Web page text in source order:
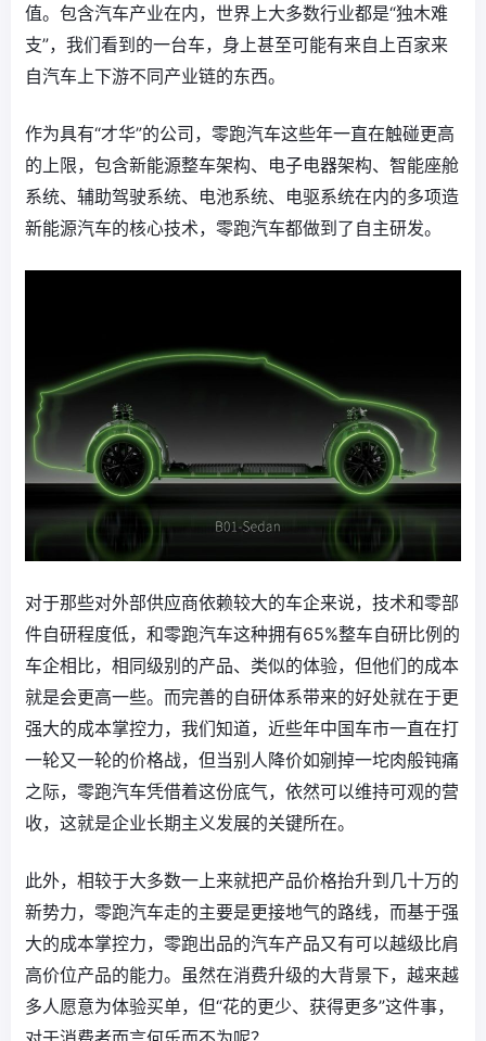
值。包含汽车产业在内，世界上大多数行业都是“独木难
支”，我们看到的一台车，身上甚至可能有来自上百家来
自汽车上下游不同产业链的东西。
作为具有“才华”的公司，零跑汽车这些年一直在触碰更高
的上限，包含新能源整车架构、电子电器架构、智能座舱
系统、辅助驾驶系统、电池系统、电驱系统在内的多项造
新能源汽车的核心技术，零跑汽车都做到了自主研发。
对于那些对外部供应商依赖较大的车企来说，技术和零部
件自研程度低，和零跑汽车这种拥有65%整车自研比例的
车企相比，相同级别的产品、类似的体验，但他们的成本
就是会更高一些。而完善的自研体系带来的好处就在于更
强大的成本掌控力，我们知道，近些年中国车市一直在打
一轮又一轮的价格战，但当别人降价如剜掉一坨肉般钝痛
之际，零跑汽车凭借着这份底气，依然可以维持可观的营
收，这就是企业长期主义发展的关键所在。
此外，相较于大多数一上来就把产品价格抬升到几十万的
新势力，零跑汽车走的主要是更接地气的路线，而基于强
大的成本掌控力，零跑出品的汽车产品又有可以越级比肩
高价位产品的能力。虽然在消费升级的大背景下，越来越
多人愿意为体验买单，但“花的更少、获得更多”这件事，